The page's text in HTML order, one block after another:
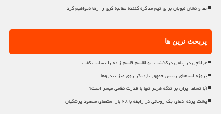
خط و نشان نبویان برای تیم مذاکره کننده مطالبه گری را رها نخواهیم کرد
پربحث ترین ها
عراقچی در پیامی درگذشت ابوالقاسم قاسم زاده را تسلیت گفت
پروژه استعفای رییس جمهور باردیگر روی میز تندروها
آیا تسلط ایران بر تنگه هرمز تنها با قدرت نظامی میسر است؟
پشت پرده ادعای یک روحانی در رابطه با ۲۸ بار استعفای مسعود پزشکیان